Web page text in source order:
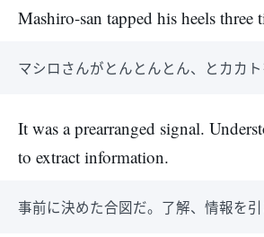
Mashiro-san tapped his heels three
マシロさんがとんとんとん、とカカト
It was a prearranged signal.
to extract information.
事前に決めた合図だ。了解、情報を引